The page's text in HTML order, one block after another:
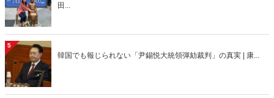
田...
5
韓国でも報じられない「尹錫悦大統領弾劾裁判」の真実 | 康...